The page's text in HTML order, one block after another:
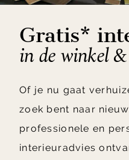
Gratis*
in de winkel
Of je nu gaat
zoek bent naar
professionele en
interieuradvies